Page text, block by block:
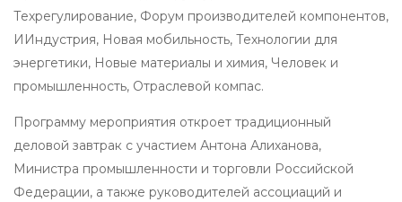
Техрегулирование, Форум производителей компонентов,
ИИндустрия, Новая мобильность, Технологии для
энергетики, Новые материалы и химия, Человек и
промышленность, Отраслевой компас.
Программу мероприятия откроет традиционный
деловой завтрак с участием Антона Алиханова,
Министра промышленности и торговли Российской
Федерации, а также руководителей ассоциаций и